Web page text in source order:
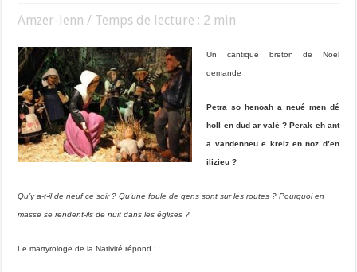
Amzer-lenn / Temps de lecture : 2 min
Un cantique breton de Noël
demande :
Petra so henoah a neué men dé
holl en dud ar valé ? Perak eh ant
a vandenneu e kreiz en noz d’en
ilizieu ?
Qu’y a-t-il de neuf ce soir ? Qu’une foule de gens sont sur les routes ? Pourquoi en
masse se rendent-ils de nuit dans les églises ?
Le martyrologe de la Nativité répond :